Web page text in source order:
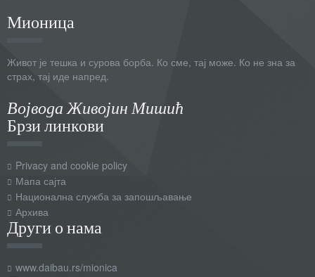
Мионица
Живот је тешка и сурова борба. Ко сме, тај може. Ко не зна за
страх, тај иде напред.
Војвода Живојин Мишић
Брзи линкови
Privacy and cookie policy
Мапа сајта
Национална служба за запошљавање
Архива
Други о нама
www.daibau.rs/mionica